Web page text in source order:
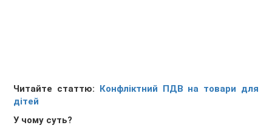
Читайте статтю: Конфліктний ПДВ на товари для
дітей
У чому суть?